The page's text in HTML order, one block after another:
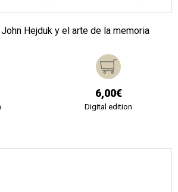
Hejduk y el arte de la memoria
6,00€
Digital edition